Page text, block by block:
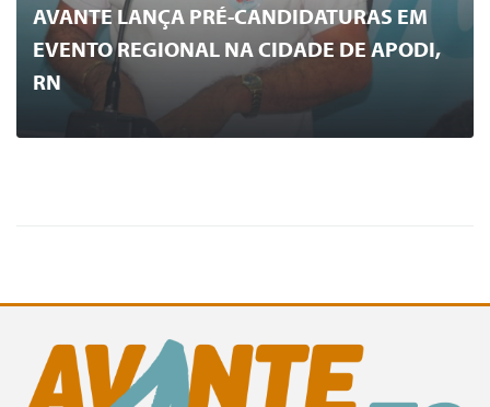
AVANTE LANÇA PRÉ-CANDIDATURAS EM
EVENTO REGIONAL NA CIDADE DE APODI,
RN